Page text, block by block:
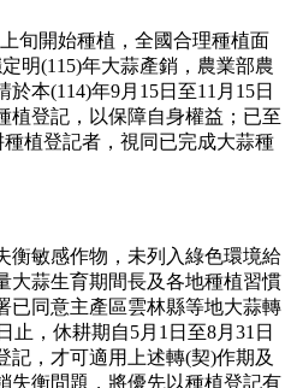
旬開始種植，全國合理種植面
明(115)年大蒜產銷，農業部農
本(114)年9月15日至11月15日
植登記，以保障自身權益；已至
植登記者，視同已完成大蒜種
衡敏感作物，未列入綠色環境給
大蒜生育期間長及各地種植習慣
已同意主產區雲林縣等地大蒜轉
止，休耕期自5月1日至8月31日
記，才可適用上述轉(契)作期及
失衡問題，將優先以種植登記有